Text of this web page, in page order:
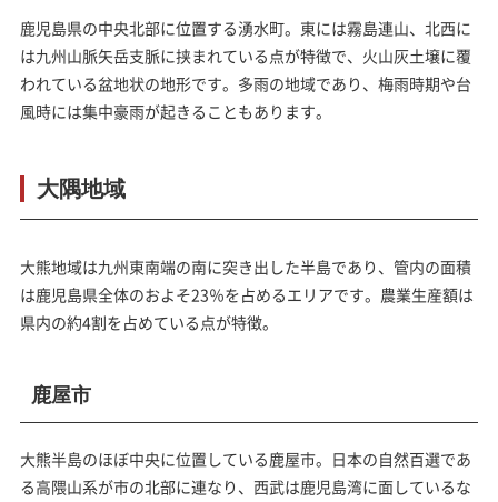
鹿児島県の中央北部に位置する湧水町。東には霧島連山、北西に
は九州山脈矢岳支脈に挟まれている点が特徴で、火山灰土壌に覆
われている盆地状の地形です。多雨の地域であり、梅雨時期や台
風時には集中豪雨が起きることもあります。
大隅地域
大熊地域は九州東南端の南に突き出した半島であり、管内の面積
は鹿児島県全体のおよそ23％を占めるエリアです。農業生産額は
県内の約4割を占めている点が特徴。
鹿屋市
大熊半島のほぼ中央に位置している鹿屋市。日本の自然百選であ
る高隈山系が市の北部に連なり、西武は鹿児島湾に面しているな